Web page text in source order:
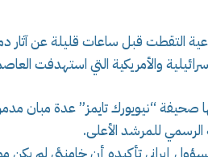
التقطت قبل ساعات قليلة عن آثار
والأمريكية التي استهدفت
صحيفة “نيويورك تايمز” عدة مبان
الرسمي للمرشد الأعلى.